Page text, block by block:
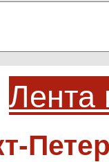
Лента